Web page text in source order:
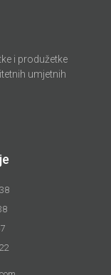
i produžetke
umjetnih